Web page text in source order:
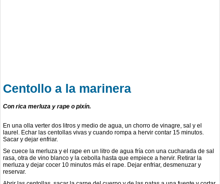
Centollo a la marinera
Con rica merluza y rape o pixín.
En una olla verter dos litros y medio de agua, un chorro de vinagre, sal y el
laurel. Echar las centollas vivas y cuando rompa a hervir contar 15 minutos.
Sacar y dejar enfriar.
Se cuece la merluza y el rape en un litro de agua fría con una cucharada de sal
rasa, otra de vino blanco y la cebolla hasta que empiece a hervir. Retirar la
merluza y dejar cocer 10 minutos más el rape. Dejar enfriar, desmenuzar y
reservar.